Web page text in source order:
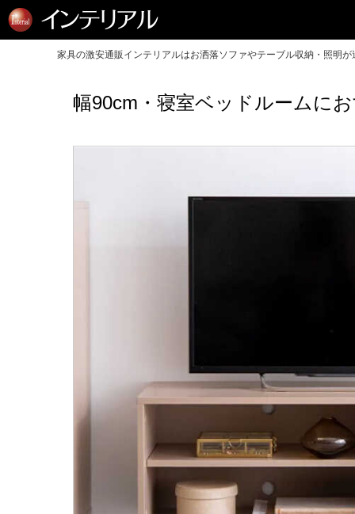
家具の激安通販インテリアルはお洒落ソファやテーブル収納・照明が
幅90cm・寝室ベッドルームに